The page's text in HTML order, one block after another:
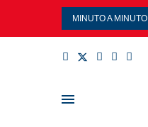
MINUTO A MINUTO